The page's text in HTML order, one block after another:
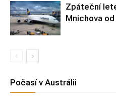
Zpáteční
Mnichova
Počasí v Austrálii